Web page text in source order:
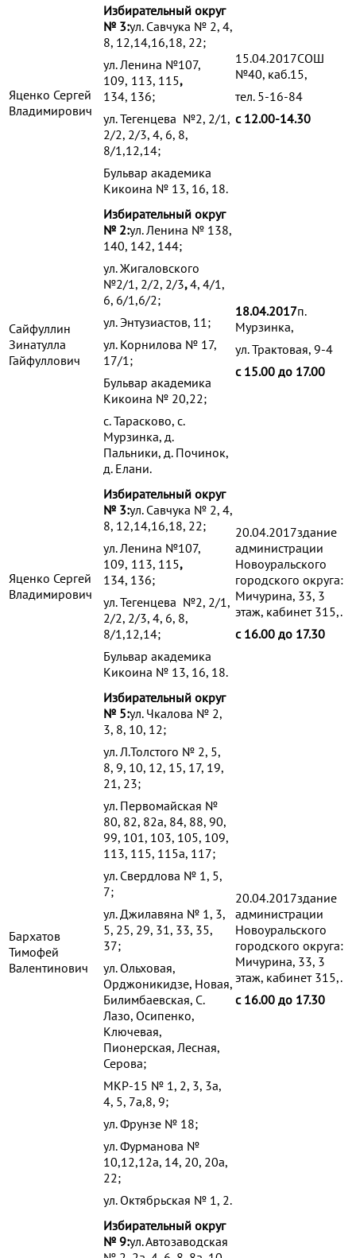
Яценко Сергей
Владимирович
Избирательный округ
№ 3:ул. Савчука № 2, 4,
8, 12,14,16,18, 22;
ул. Ленина №107,
109, 113, 115,
134, 136;
ул. Тегенцева №2, 2/1,
2/2, 2/3, 4, 6, 8,
8/1,12,14;
Бульвар академика
Кикоина № 13, 16, 18.
15.04.2017СОШ
№40, каб.15,
тел. 5-16-84
с 12.00-14.30
Сайфуллин
Зинатулла
Гайфуллович
Избирательный округ
№ 2:ул. Ленина № 138,
140, 142, 144;
ул. Жигаловского
№2/1, 2/2, 2/3,4, 4/1,
6, 6/1,6/2;
ул. Энтузиастов, 11;
ул. Корнилова № 17,
17/1;
Бульвар академика
Кикоина № 20,22;
с. Тарасково, с.
Мурзинка, д.
Пальники, д. Починок,
д. Елани.
18.04.2017п.
Мурзинка,
ул. Трактовая, 9-4
с 15.00 до 17.00
Яценко Сергей
Владимирович
Избирательный округ
№ 3:ул. Савчука № 2, 4,
8, 12,14,16,18, 22;
ул. Ленина №107,
109, 113, 115,
134, 136;
ул. Тегенцева №2, 2/1,
2/2, 2/3, 4, 6, 8,
8/1,12,14;
Бульвар академика
Кикоина № 13, 16, 18.
20.04.2017здание
администрации
Новоуральского
городского округа:
Мичурина, 33, 3
этаж, кабинет 315,.
с 16.00 до 17.30
Бархатов
Тимофей
Валентинович
Избирательный округ
№ 5:ул. Чкалова № 2,
3, 8, 10, 12;
ул. Л.Толстого № 2, 5,
8, 9, 10, 12, 15, 17, 19,
21, 23;
ул. Первомайская №
80, 82, 82а, 84, 88, 90,
99, 101, 103, 105, 109,
113, 115, 115а, 117;
ул. Свердлова № 1, 5,
7;
ул. Джилавяна № 1, 3,
5, 25, 29, 31, 33, 35,
37;
ул. Ольховая,
Орджоникидзе, Новая,
Билимбаевская, С.
Лазо, Осипенко,
Ключевая,
Пионерская, Лесная,
Серова;
МКР-15 № 1, 2, 3, 3а,
4, 5, 7а,8, 9;
ул. Фрунзе № 18;
ул. Фурманова №
10,12,12а, 14, 20, 20а,
22;
ул. Октябрьская № 1, 2.
20.04.2017здание
администрации
Новоуральского
городского округа:
Мичурина, 33, 3
этаж, кабинет 315,.
с 16.00 до 17.30
Избирательный округ
№ 9:ул. Автозаводская